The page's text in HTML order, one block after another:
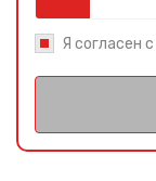
Я согласен с